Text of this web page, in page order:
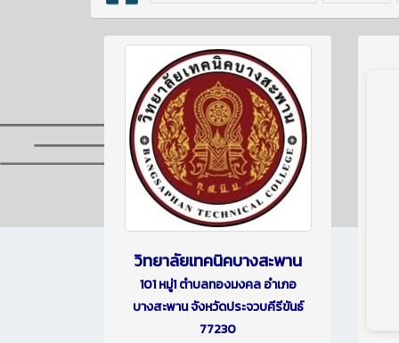
วิทยาลัยเทคนิคบางสะพาน
101 หมู่1 ตำบลทองมงคล อำเภอ
บางสะพาน จังหวัดประจวบคีรีขันธ์
77230